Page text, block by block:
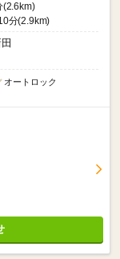
(2.6km)
分(2.9km)
オートロック